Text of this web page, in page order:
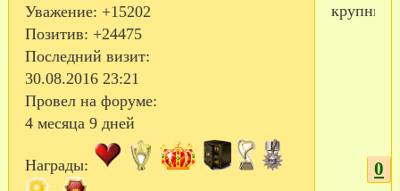
Уважение: +15202
Позитив: +24475
Последний визит:
30.08.2016 23:21
Провел на форуме:
4 месяца 9 дней
Награды: 0